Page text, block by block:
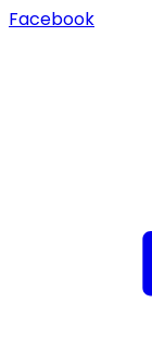
Facebook